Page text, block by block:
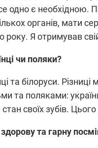
одно є
органів, мати
року. Я отримував
чи поляки?
та білоруси.
та поляками:
своїх зубів.
та гарну